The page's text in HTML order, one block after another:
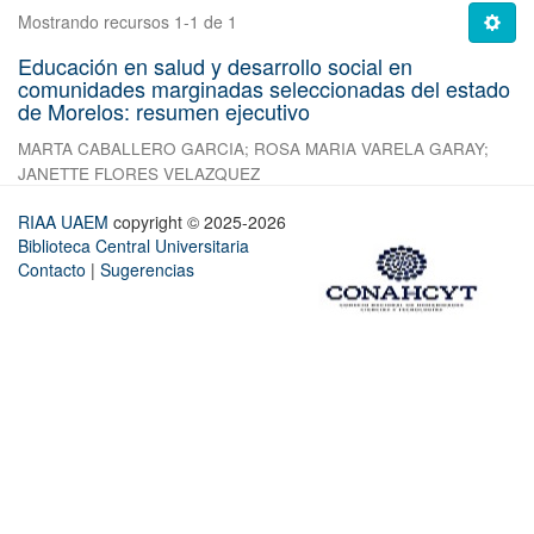
Mostrando recursos 1-1 de 1
Educación en salud y desarrollo social en
comunidades marginadas seleccionadas del estado
de Morelos: resumen ejecutivo
MARTA CABALLERO GARCIA; ROSA MARIA VARELA GARAY;
JANETTE FLORES VELAZQUEZ
RIAA UAEM copyright © 2025-2026
Biblioteca Central Universitaria
Contacto | Sugerencias